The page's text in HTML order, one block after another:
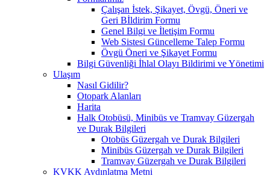
Çalışan İstek, Şikayet, Övgü, Öneri ve
Geri Bİldirim Formu
Genel Bilgi ve İletişim Formu
Web Sistesi Güncelleme Talep Formu
Övgü Öneri ve Şikayet Formu
Bilgi Güvenliği İhlal Olayı Bildirimi ve Yönetimi
Ulaşım
Nasıl Gidilir?
Otopark Alanları
Harita
Halk Otobüsü, Minibüs ve Tramvay Güzergah
ve Durak Bilgileri
Otobüs Güzergah ve Durak Bilgileri
Minibüs Güzergah ve Durak Bilgileri
Tramvay Güzergah ve Durak Bilgileri
KVKK Aydınlatma Metni